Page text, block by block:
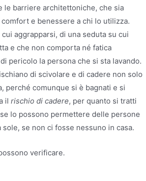
le barriere architettoniche, che sia
e benessere a chi lo utilizza.
aggrapparsi, di una seduta su cui
e che non comporta né fatica
pericolo la persona che si sta lavando.
di scivolare e di cadere non solo
perché comunque si è bagnati e si
ilrischio di cadere, per quanto si tratti
lo possono permettere delle persone
se non ci fosse nessuno in casa.
verificare.